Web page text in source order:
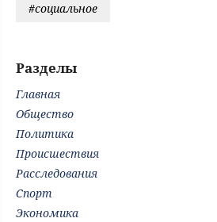
#социальное
Разделы
Главная
Общество
Политика
Происшествия
Расследования
Спорт
Экономика